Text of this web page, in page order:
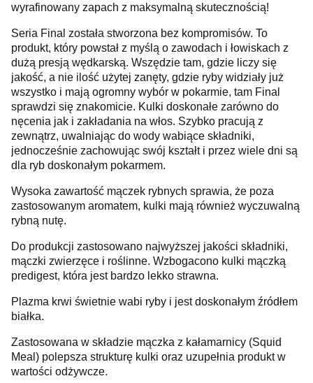
wyrafinowany zapach z maksymalną skutecznością!
Seria Final została stworzona bez kompromisów. To
produkt, który powstał z myślą o zawodach i łowiskach z
dużą presją wędkarską. Wszędzie tam, gdzie liczy się
jakość, a nie ilość użytej zanęty, gdzie ryby widziały już
wszystko i mają ogromny wybór w pokarmie, tam Final
sprawdzi się znakomicie. Kulki doskonałe zarówno do
nęcenia jak i zakładania na włos. Szybko pracują z
zewnątrz, uwalniając do wody wabiące składniki,
jednocześnie zachowując swój kształt i przez wiele dni są
dla ryb doskonałym pokarmem.
Wysoka zawartość mączek rybnych sprawia, że poza
zastosowanym aromatem, kulki mają również wyczuwalną
rybną nutę.
Do produkcji zastosowano najwyższej jakości składniki,
mączki zwierzęce i roślinne. Wzbogacono kulki mączką
predigest, która jest bardzo lekko strawna.
Plazma krwi świetnie wabi ryby i jest doskonałym źródłem
białka.
Zastosowana w składzie mączka z kałamarnicy (Squid
Meal) polepsza strukturę kulki oraz uzupełnia produkt w
wartości odżywcze.